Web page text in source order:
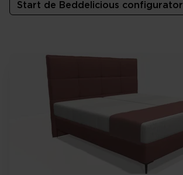
Start de Beddelicious configurator